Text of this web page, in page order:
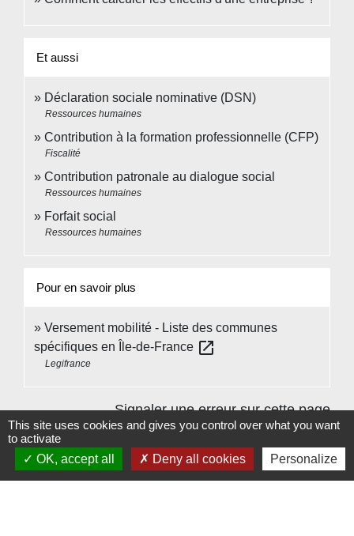
Et aussi
Déclaration sociale nominative (DSN)
Ressources humaines
Contribution à la formation professionnelle (CFP)
Fiscalité
Contribution patronale au dialogue social
Ressources humaines
Forfait social
Ressources humaines
Pour en savoir plus
Versement mobilité - Liste des communes
spécifiques en Île-de-France open_in_new
Legifrance
Signaler une erreur sur cette page
This site uses cookies and gives you control over what you want
to activate
OK, accept all
Deny all cookies Personalize